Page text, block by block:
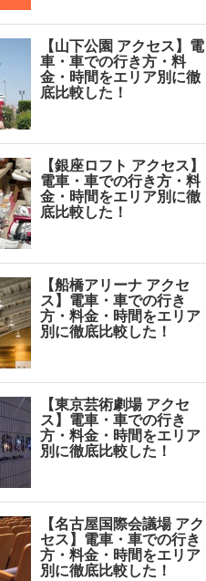
【山下公園 アクセス】電
車・車での行き方・料
金・時間をエリア別に徹
底比較した！
【銀座ロフト アクセス】
電車・車での行き方・料
金・時間をエリア別に徹
底比較した！
【船橋アリーナ アクセ
ス】電車・車での行き
方・料金・時間をエリア
別に徹底比較した！
【東京芸術劇場 アクセ
ス】電車・車での行き
方・料金・時間をエリア
別に徹底比較した！
【名古屋国際会議場 アク
セス】電車・車での行き
方・料金・時間をエリア
別に徹底比較した！